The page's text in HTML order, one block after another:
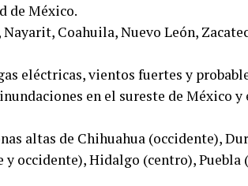
de México.
Coahuila, Nuevo León,
eléctricas, vientos fuertes y
en el sureste de México y
altas de Chihuahua (occidente),
occidente), Hidalgo (centro), Puebla